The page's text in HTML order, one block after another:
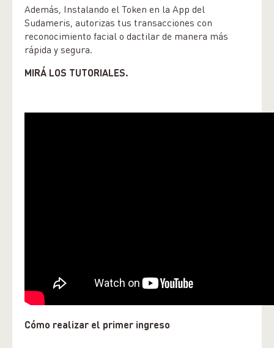
Además, Instalando el Token en la App del
Sudameris, autorizas tus transacciones con
reconocimiento facial o dactilar de manera más
rápida y segura.
MIRÁ LOS TUTORIALES.
Cómo realizar el primer ingreso